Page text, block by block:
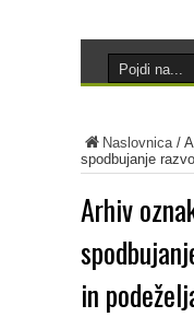
Naslovnica/
spodbujanje
Arhiv
in